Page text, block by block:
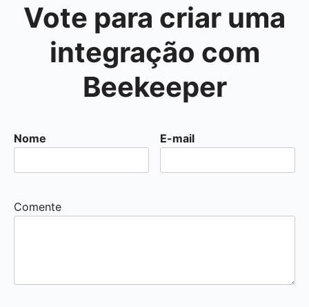
Vote para criar uma
integração com
Beekeeper
Nome E-mail
Comente